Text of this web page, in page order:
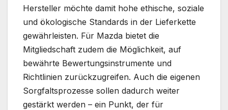
Hersteller möchte damit hohe ethische, soziale
und ökologische Standards in der Lieferkette
gewährleisten. Für Mazda bietet die
Mitgliedschaft zudem die Möglichkeit, auf
bewährte Bewertungsinstrumente und
Richtlinien zurückzugreifen. Auch die eigenen
Sorgfaltsprozesse sollen dadurch weiter
gestärkt werden – ein Punkt, der für